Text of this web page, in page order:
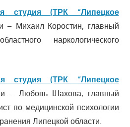
студия (ТРК “Липецкое
– Михаил Коростин, главный
наркологического
студия (ТРК “Липецкое
– Любовь Шахова, главный
по медицинской психологии
Липецкой области.